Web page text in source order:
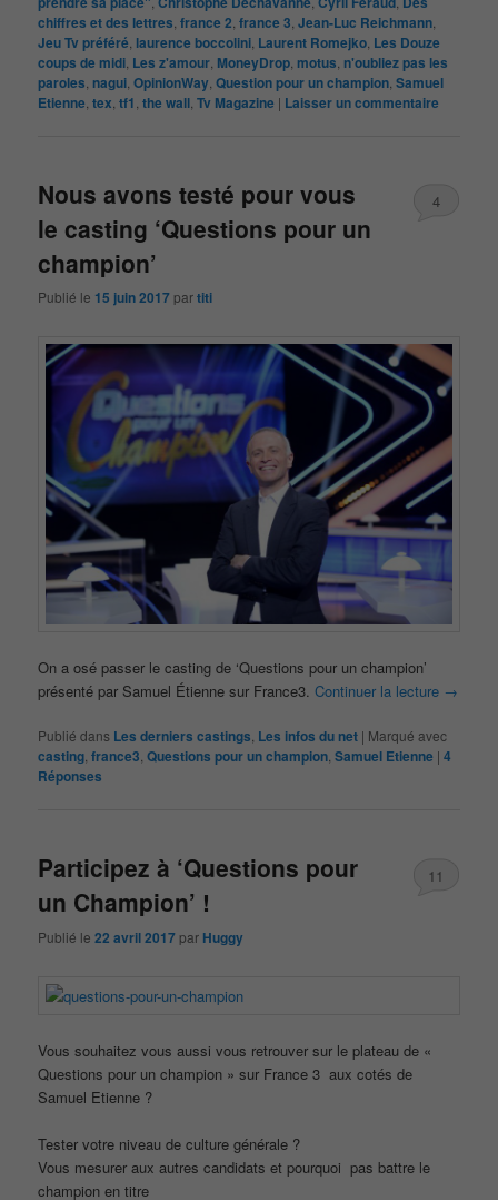
chiffres et des lettres ,france 2 ,france 3 ,Jean-Luc Reichmann
Jeu Tv préféré laurence boccolini Laurent Romejko Les Douze
coups de midi Les z'amour MoneyDrop ,motus n'oubliez pas les
paroles nagui ,OpinionWay ,Question pour un champion ,Samuel
Etienne ,tex ,tf1 ,the wall ,Tv Magazine | Laisser un commentaire
Nous avons testé pour vous
le casting ‘Questions pour un
champion’
Publié le 15 juin 2017 partiti
4
On a osé passer le casting de ‘Questions pour un champion’
présenté par Samuel Étienne sur France3.Continuer la lecture →
Publié dans Les derniers castings Les infos du net | Marqué avec
casting ,france3 ,Questions pour un champion ,Samuel Etienne |4
Réponses
Participez à ‘Questions pour
un Champion’ !
Publié le22 avril 2017 par Huggy
11
Vous souhaitez vous aussi vous retrouver sur le plateau de «
Questions pour un champion » sur France 3 aux cotés de
Samuel Etienne ?
Tester votre niveau de culture générale ?
Vous mesurer aux autres candidats et pourquoi pas battre le
champion en titre